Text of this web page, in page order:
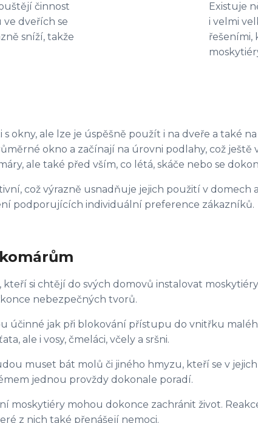
činnost
dveřích se
sníží, takže
Existuje
i velmi
řešeními,
okny, ale lze je úspěšně použít i na dveře a také
okno a začínají na úrovni podlahy, což
ale také před vším, co létá, skáče nebo se
což výrazně usnadňuje jejich použití v
podporujících individuální preference zákazníků.
si chtějí do svých domovů instalovat
nebezpečných tvorů.
účinné jak při blokování přístupu do vnitřku
ale i vosy, čmeláci, včely a sršni.
muset bát molů či jiného hmyzu, kteří se v
jednou provždy dokonale poradí.
moskytiéry mohou dokonce zachránit život.
z nich také přenášejí nemoci.